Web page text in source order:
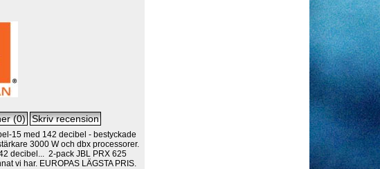
15 med 142 decibel - bestyckade
3000 W och dbx processorer.
decibel... 2-pack JBL PRX 625
vi har. EUROPAS LÄGSTA PRIS.